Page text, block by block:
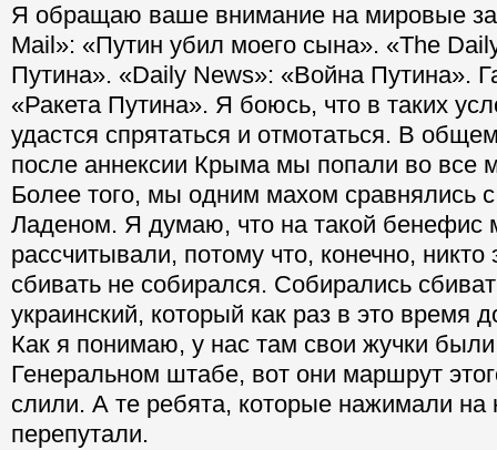
Я обращаю ваше внимание на мировые
Mail»: «Путин убил моего сына». «The
Путина». «Daily News»: «Война Путина».
«Ракета Путина». Я боюсь, что в таких
удастся спрятаться и отмотаться. В
после аннексии Крыма мы попали во все
Более того, мы одним махом сравнялись
Ладеном. Я думаю, что на такой бенефис
рассчитывали, потому что, конечно, никто
сбивать не собирался. Собирались
украинский, который как раз в это время
Как я понимаю, у нас там свои жучки
Генеральном штабе, вот они маршрут
слили. А те ребята, которые нажимали на
перепутали.